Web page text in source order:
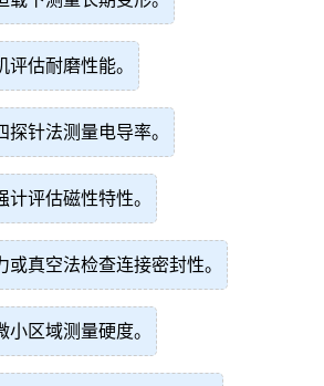
估耐磨性能。
针法测量电导率。
评估磁性特性。
真空法检查连接密封性。
区域测量硬度。